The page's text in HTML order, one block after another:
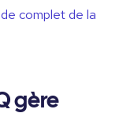
complet de la
gère